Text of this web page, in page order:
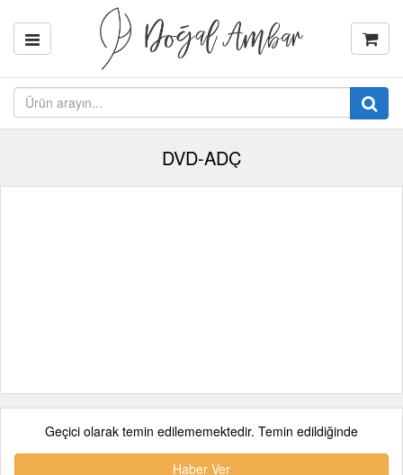
DVD-ADÇ
Geçici olarak temin edilememektedir. Temin edildiğinde
Haber Ver